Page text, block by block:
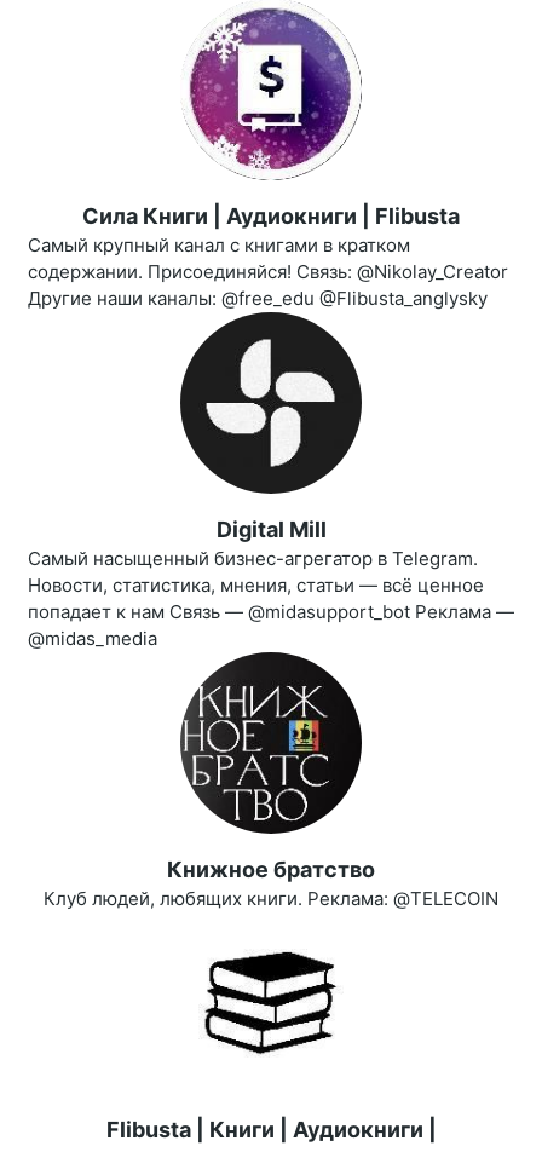
Сила Книги | Аудиокниги | Flibusta
Самый крупный канал с книгами в кратком
содержании. Присоединяйся! Связь: @Nikolay_Creator
Другие наши каналы: @free_edu @Flibusta_anglysky
Digital Mill
Самый насыщенный бизнес-агрегатор в Telegram.
Новости, статистика, мнения, статьи — всё ценное
попадает к нам Связь — @midasupport_bot Реклама —
@midas_media
Книжное братство
Клуб людей, любящих книги. Реклама: @TELECOIN
Flibusta | Книги | Аудиокниги |